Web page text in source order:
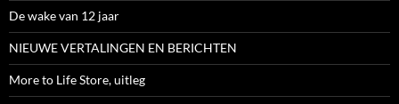
De wake van 12 jaar
NIEUWE VERTALINGEN EN BERICHTEN
More to Life Store, uitleg